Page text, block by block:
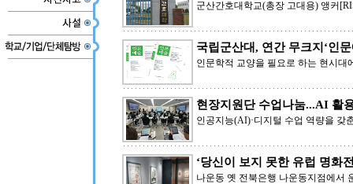
군산간호대학교(총장 고대용) 앵커
국립군산대, 연간 무크지‘인
인문학적 교양을 필요로 하는 현시대
현장지원단 수업나눔...AI 활
인공지능(AI)·디지털 수업 역량을 갖
‘당신이 보지 못한 유럽 명화
나운동 옛 전북은행 나운동지점에서